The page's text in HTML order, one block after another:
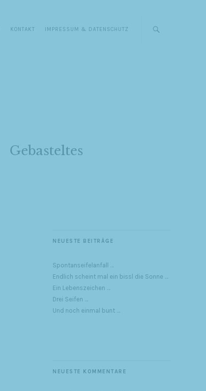
KONTAKT IMPRESSUM & DATENSCHUTZ
Gebasteltes
NEUESTE BEITRÄGE
Spontanseifelanfall …
Endlich scheint mal ein bissl die Sonne …
Ein Lebenszeichen …
Drei Seifen …
Und noch einmal bunt …
NEUESTE KOMMENTARE